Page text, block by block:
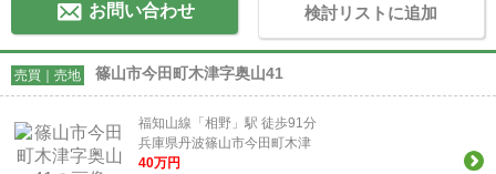
お問い合わせ 検討リストに追加
売買｜売地 篠山市今田町木津字奥山41
福知山線「相野」駅 徒歩91分
兵庫県丹波篠山市今田町木津
40万円